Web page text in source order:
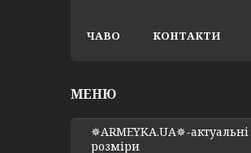
ЧАВО КОНТАКТИ
✵ARMEYKA.UA✵-актуальні
розміри